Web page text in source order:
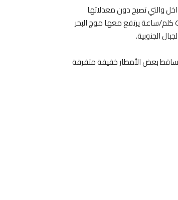
والتي تصبح دون معدلاتها
الموسمية. يتكوّن الضباب على المرتفعات وتنشط الرياح فتصل سرعتها لحدود الـ ٥٥ كلم/ساعة يرتفع معها موج البحر
الجنوبية.
تساقط بعض الأمطار خفيفة متفرقة